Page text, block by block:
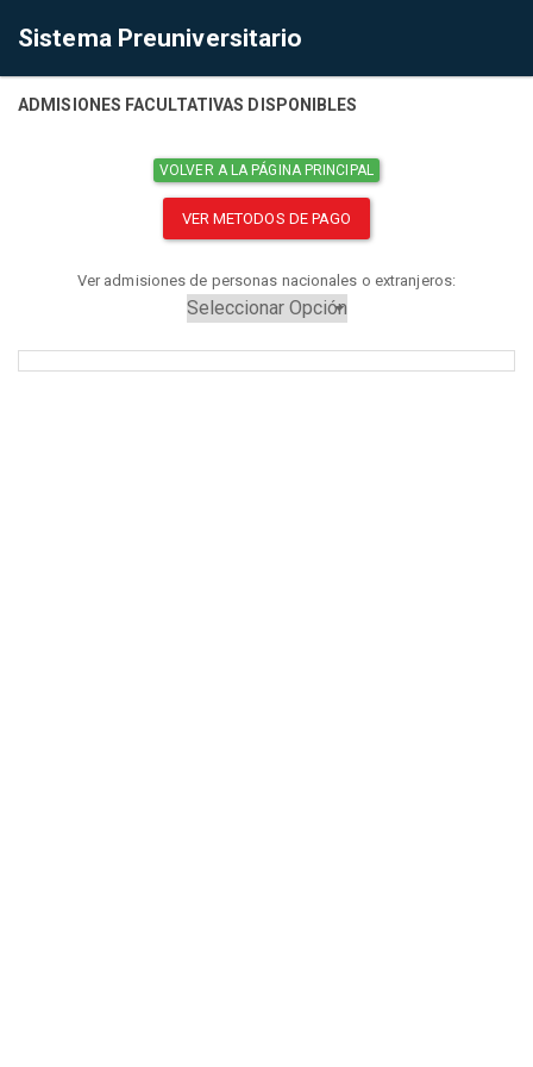
Sistema Preuniversitario
ADMISIONES FACULTATIVAS DISPONIBLES
VOLVER A LA PÁGINA PRINCIPAL
VER METODOS DE PAGO
Ver admisiones de personas nacionales o extranjeros: